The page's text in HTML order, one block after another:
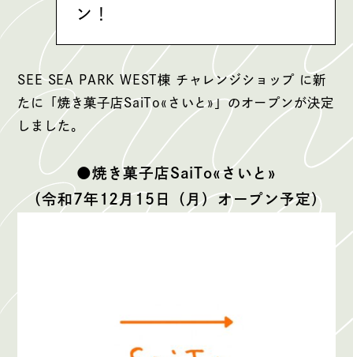
ン！
SEE SEA PARK WEST棟 チャレンジショップ に新
たに「焼き菓子店SaiTo«さいと»」のオープンが決定
しました。
●焼き菓子店SaiTo«さいと»
（令和7年12月15日（月）オープン予定）